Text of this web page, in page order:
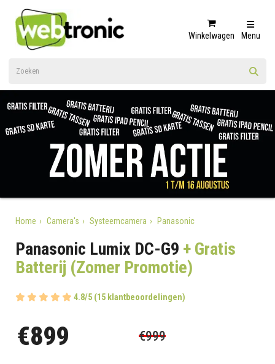
Winkelwagen Menu
Home Camera's Systeemcamera Panasonic
Panasonic Lumix DC-G9 + Gratis
Batterij (Zomer Promotie)
4.8/5 (15 klantbeoordelingen)
€899 €999